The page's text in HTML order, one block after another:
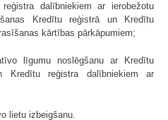
dalībniekiem ar ierobežotu
Kredītu reģistrā un Kredītu
kārtības pārkāpumiem;
līgumu noslēgšanu ar Kredītu
Kredītu reģistra dalībniekiem ar
lietu izbeigšanu.